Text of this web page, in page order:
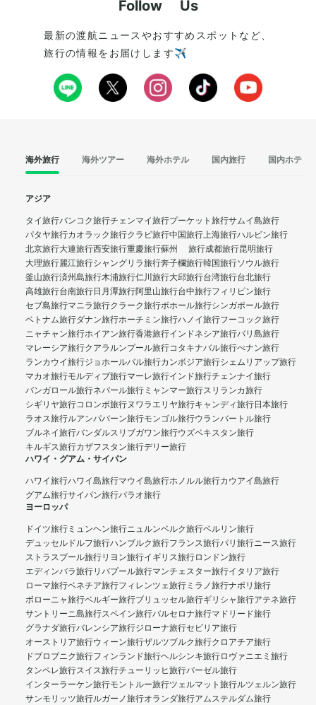
Follow Us
最新の渡航ニュースやおすすめスポットなど、
旅行の情報をお届けします✈️
海外旅行 海外ツアー 海外ホテル 国内旅行 国内ホテル
アジア
タイ旅行バンコク旅行チェンマイ旅行プーケット旅行サムイ島旅行
パタヤ旅行カオラック旅行クラビ旅行中国旅行上海旅行ハルビン旅行
北京旅行大連旅行西安旅行重慶旅行蘇州 旅行成都旅行昆明旅行
大理旅行麗江旅行シャングリラ旅行奔子欄旅行韓国旅行ソウル旅行
釜山旅行済州島旅行木浦旅行仁川旅行大邱旅行台湾旅行台北旅行
高雄旅行台南旅行日月潭旅行阿里山旅行台中旅行フィリピン旅行
セブ島旅行マニラ旅行クラーク旅行ボホール旅行シンガポール旅行
ベトナム旅行ダナン旅行ホーチミン旅行ハノイ旅行フーコック旅行
ニャチャン旅行ホイアン旅行香港旅行インドネシア旅行バリ島旅行
マレーシア旅行クアラルンプール旅行コタキナバル旅行ぺナン旅行
ランカウイ旅行ジョホールバル旅行カンボジア旅行シェムリアップ旅行
マカオ旅行モルディブ旅行マーレ旅行インド旅行チェンナイ旅行
バンガロール旅行ネパール旅行 ミャンマー旅行スリランカ旅行
シギリヤ旅行コロンボ旅行ヌワラエリヤ旅行キャンディ旅行日本旅行
ラオス旅行ルアンパバーン旅行モンゴル旅行ウランバートル旅行
ブルネイ旅行バンダルスリブガワン旅行ウズベキスタン旅行
キルギス旅行カザフスタン旅行デリー旅行
ハワイ・グアム・サイパン
ハワイ旅行ハワイ島旅行マウイ島旅行ホノルル旅行カウアイ島旅行
グアム旅行サイパン旅行パラオ旅行
ヨーロッパ
ドイツ旅行 ミュンヘン旅行ニュルンベルク旅行ベルリン旅行
デュッセルドルフ旅行ハンブルク旅行フランス旅行パリ旅行ニース旅行
ストラスブール旅行リヨン旅行イギリス旅行ロンドン旅行
エディンバラ旅行リバプール旅行マンチェスター旅行イタリア旅行
ローマ旅行ベネチア旅行フィレンツェ旅行 ミラノ旅行ナポリ旅行
ボローニャ旅行ベルギー旅行ブリュッセル旅行ギリシャ旅行アテネ旅行
サントリーニ島旅行スペイン旅行バルセロナ旅行マドリード旅行
グラナダ旅行バレンシア旅行ジローナ旅行セビリア旅行
オーストリア旅行ウィーン旅行ザルツブルク旅行クロアチア旅行
ドブロブニク旅行フィンランド旅行ヘルシンキ旅行ロヴァニエミ旅行
タンペレ旅行スイス旅行チューリッヒ旅行バーゼル旅行
インターラーケン旅行モントルー旅行ツェルマット旅行ルツェルン旅行
サンモリッツ旅行ルガーノ旅行オランダ旅行アムステルダム旅行